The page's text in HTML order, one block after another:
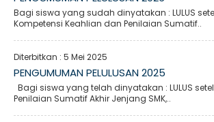
Bagi siswa yang sudah dinyatakan : LULUS
Kompetensi Keahlian dan Penilaian Sumatif..
Diterbitkan : 5 Mei 2025
PENGUMUMAN PELULUSAN 2025
Bagi siswa yang telah dinyatakan : LULUS
Penilaian Sumatif Akhir Jenjang SMK,..